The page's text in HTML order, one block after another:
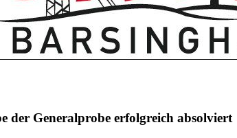
der Generalprobe erfolgreich absolviert